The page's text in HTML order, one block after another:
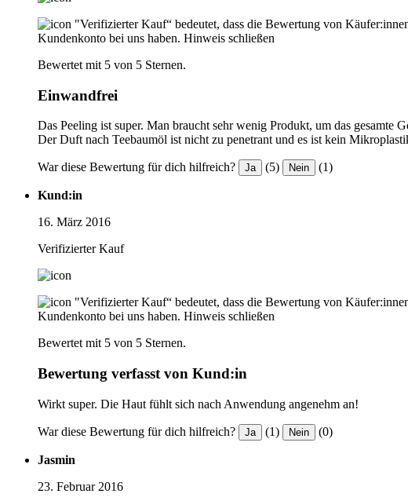
"Verifizierter Kauf“ bedeutet, dass die Bewertung von
Kundenkonto bei uns haben. Hinweis schließen
Bewertet mit 5 von 5 Sternen.
Einwandfrei
Das Peeling ist super. Man braucht sehr wenig Produkt, um das gesamte
Der Duft nach Teebaumöl ist nicht zu penetrant und es ist kein
War diese Bewertung für dich hilfreich? Ja (5) Nein (1)
Kund:in
16. März 2016
Verifizierter Kauf
"Verifizierter Kauf“ bedeutet, dass die Bewertung von
Kundenkonto bei uns haben. Hinweis schließen
Bewertet mit 5 von 5 Sternen.
Bewertung verfasst von Kund:in
Wirkt super. Die Haut fühlt sich nach Anwendung angenehm an!
War diese Bewertung für dich hilfreich? Ja (1) Nein (0)
Jasmin
23. Februar 2016